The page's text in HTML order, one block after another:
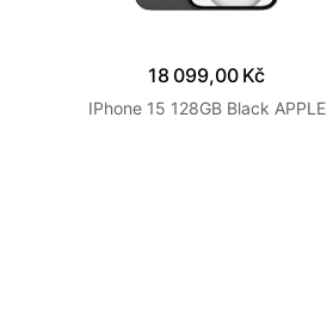
18 099,00 Kč
IPhone 15 128GB Black APPLE